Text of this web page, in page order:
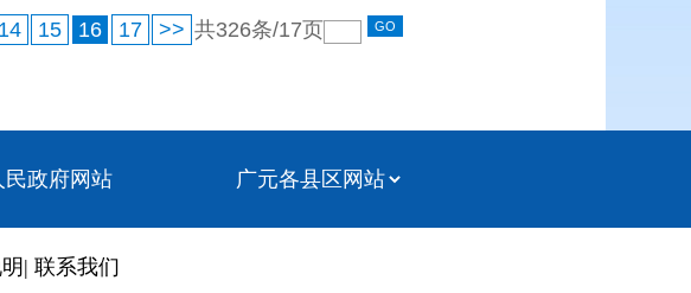
14 15 16 17 >> 共326条/17页
民政府网站
| 联系我们